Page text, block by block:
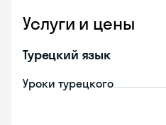
Услуги и цены
Турецкий язык
Уроки турецкого